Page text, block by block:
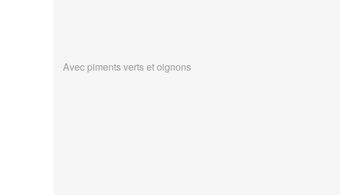
Avec piments verts et oignons